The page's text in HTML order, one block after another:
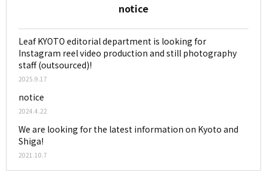
notice
Leaf KYOTO editorial department is looking for
Instagram reel video production and still photography
staff (outsourced)!
2025.9.17
notice
2024.4.22
We are looking for the latest information on Kyoto and
Shiga!
2021.10.7